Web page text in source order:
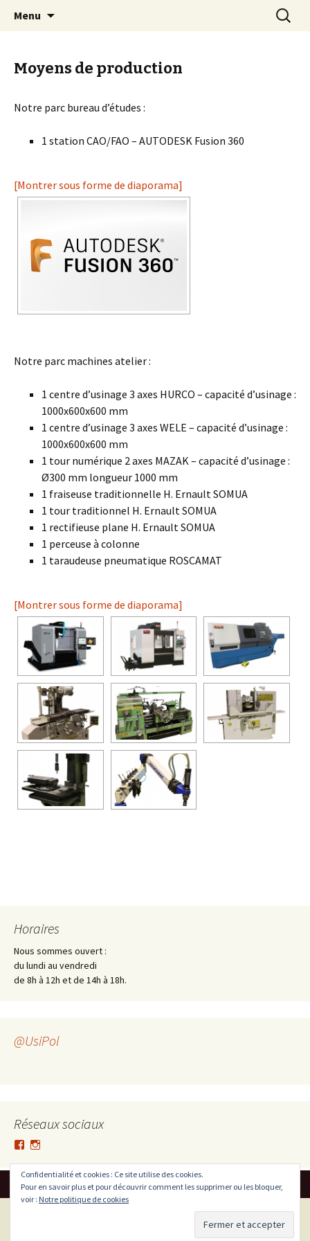
Usi-Pol
Bienvenue sur le site de la société Usi-Pol.
Menu
Moyens de production
Notre parc bureau d’études :
1 station CAO/FAO – AUTODESK Fusion 360
[Montrer sous forme de diaporama]
Notre parc machines atelier :
1 centre d’usinage 3 axes HURCO – capacité d’usinage :
1000x600x600 mm
1 centre d’usinage 3 axes WELE – capacité d’usinage :
1000x600x600 mm
1 tour numérique 2 axes MAZAK – capacité d’usinage :
Ø300 mm longueur 1000 mm
1 fraiseuse traditionnelle H. Ernault SOMUA
1 tour traditionnel H. Ernault SOMUA
1 rectifieuse plane H. Ernault SOMUA
1 perceuse à colonne
1 taraudeuse pneumatique ROSCAMAT
[Montrer sous forme de diaporama]
Horaires
Nous sommes ouvert :
du lundi au vendredi
de 8h à 12h et de 14h à 18h.
@UsiPol
Réseaux sociaux
V
i
r
l
e
i
r
l
e
Confidentialité et cookies : Ce site utilise des cookies.
Pour en savoir plus et pour découvrir comment les supprimer ou les bloquer,
voir : Notre politique de cookies